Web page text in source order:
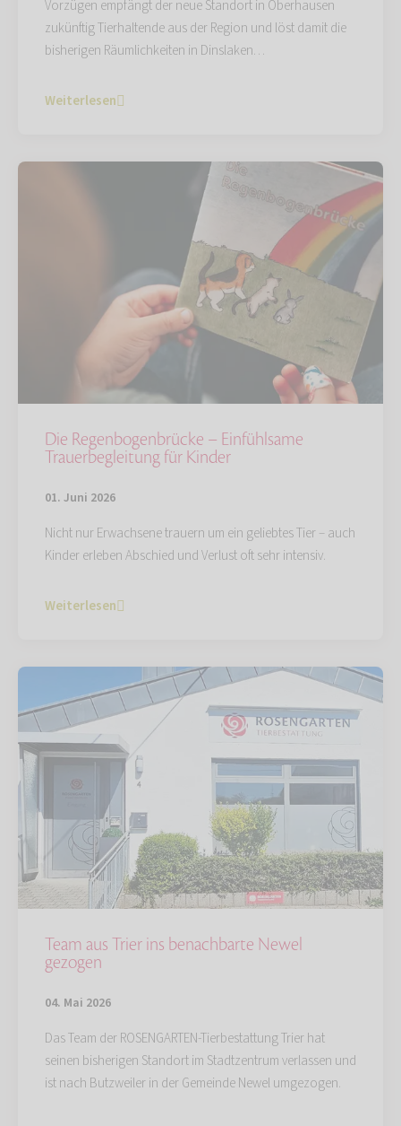
Vorzügen empfängt der neue Standort in Oberhausen
zukünftig Tierhaltende aus der Region und löst damit die
bisherigen Räumlichkeiten in Dinslaken…
Weiterlesen
Die Regenbogenbrücke – Einfühlsame
Trauerbegleitung für Kinder
01. Juni 2026
Nicht nur Erwachsene trauern um ein geliebtes Tier – auch
Kinder erleben Abschied und Verlust oft sehr intensiv.
Weiterlesen
Team aus Trier ins benachbarte Newel
gezogen
04. Mai 2026
Das Team der ROSENGARTEN-Tierbestattung Trier hat
seinen bisherigen Standort im Stadtzentrum verlassen und
ist nach Butzweiler in der Gemeinde Newel umgezogen.